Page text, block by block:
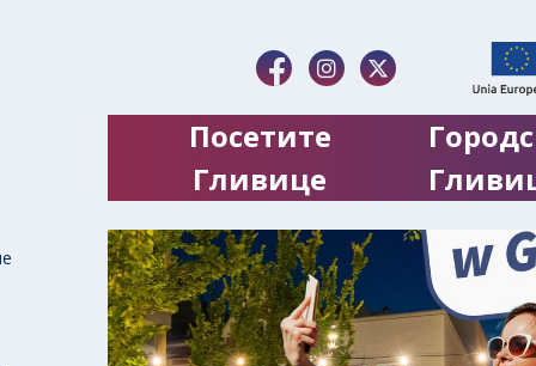
Посетите
Гливице